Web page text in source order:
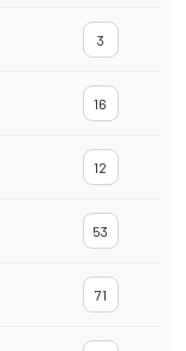
3
16
12
53
71